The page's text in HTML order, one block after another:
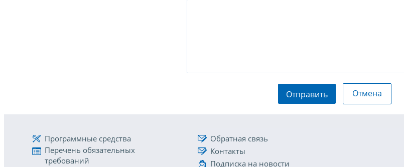
Отправить Отмена
Программные средства
Перечень обязательных
требований
Обратная связь
Контакты
Подписка на новости